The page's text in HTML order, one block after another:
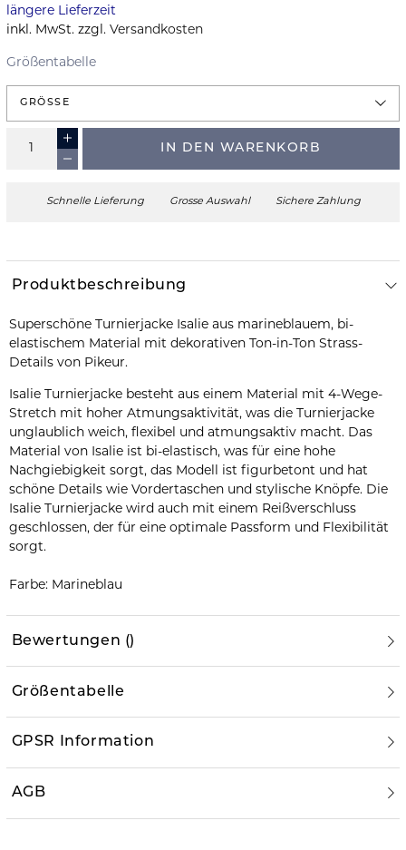
längere Lieferzeit
inkl. MwSt. zzgl. Versandkosten
Größentabelle
GRÖSSE
IN DEN WARENKORB
Schnelle Lieferung Grosse Auswahl Sichere Zahlung
Produktbeschreibung
Superschöne Turnierjacke Isalie aus marineblauem, bi-
elastischem Material mit dekorativen Ton-in-Ton Strass-
Details von Pikeur.
Isalie Turnierjacke besteht aus einem Material mit 4-Wege-
Stretch mit hoher Atmungsaktivität, was die Turnierjacke
unglaublich weich, flexibel und atmungsaktiv macht. Das
Material von Isalie ist bi-elastisch, was für eine hohe
Nachgiebigkeit sorgt, das Modell ist figurbetont und hat
schöne Details wie Vordertaschen und stylische Knöpfe. Die
Isalie Turnierjacke wird auch mit einem Reißverschluss
geschlossen, der für eine optimale Passform und Flexibilität
sorgt.
Farbe: Marineblau
Bewertungen ()
Größentabelle
GPSR Information
AGB